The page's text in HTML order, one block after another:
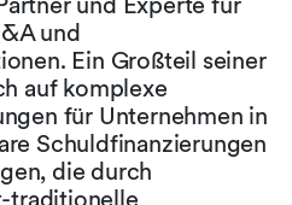
und
Ein Großteil seiner
auf komplexe
für Unternehmen in
Schuldfinanzierungen
die durch
traditionelle